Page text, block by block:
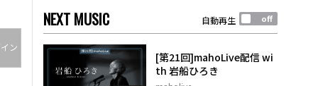
ン
NEXT MUSIC 自動再生
[第21回]mahoLive配信 wi
th 岩船ひろき